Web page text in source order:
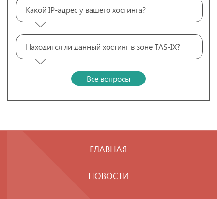
Какой IP-адрес у вашего хостинга?
Находится ли данный хостинг в зоне TAS-IX?
Все вопросы
ГЛАВНАЯ
НОВОСТИ